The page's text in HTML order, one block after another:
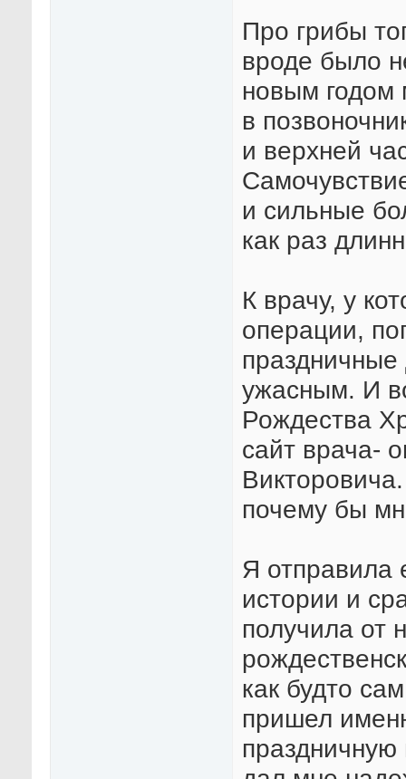
Про грибы
вроде было
новым годом
в
и верхней
и сильные
как раз
К врачу, у
операции,
ужасным. И
Рождества
сайт врача-
почему бы
Я отправила
истории и
получила от
как будто
пришел